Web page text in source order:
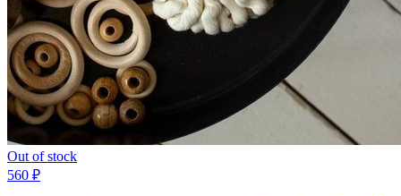
Out of stock
560 ₽